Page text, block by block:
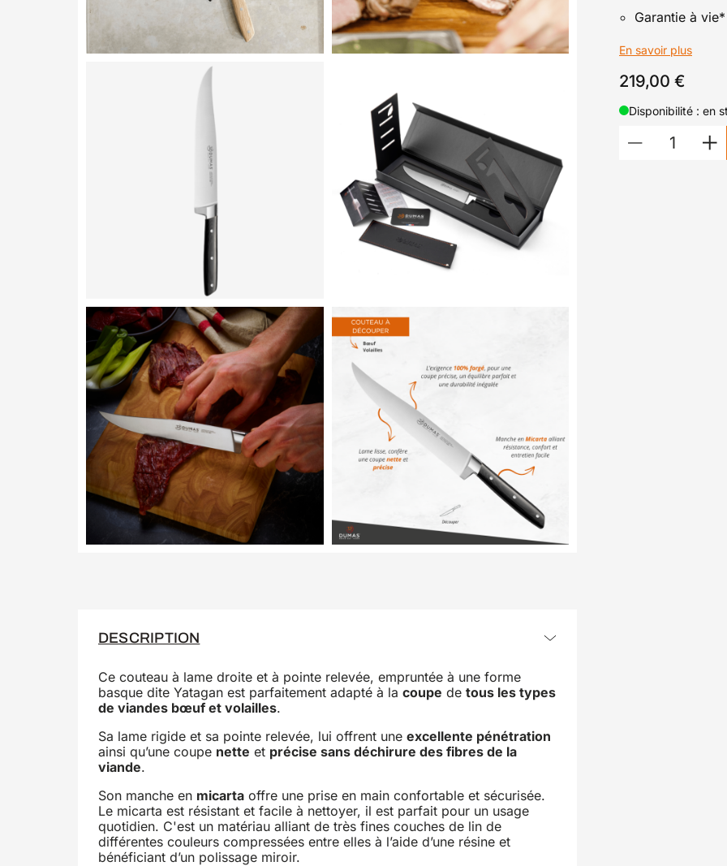
Garantie à vie*
En savoir plus
219,00 €
Disponibilité : en
DESCRIPTION
Ce couteau à lame droite et à pointe relevée, empruntée à une forme
basque dite Yatagan est parfaitement adapté à la coupe de tous les types
de viandes bœuf et volailles.
Sa lame rigide et sa pointe relevée, lui offrent une excellente pénétration
ainsi qu’une coupe nette et précise sans déchirure des fibres de la
viande.
Son manche en micarta offre une prise en main confortable et sécurisée.
Le micarta est résistant et facile à nettoyer, il est parfait pour un usage
quotidien. C'est un matériau alliant de très fines couches de lin de
différentes couleurs compressées entre elles à l’aide d’une résine et
bénéficiant d’un polissage miroir.